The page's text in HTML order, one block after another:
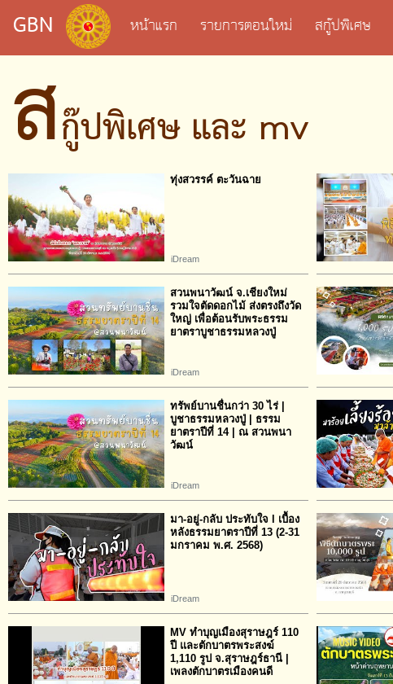
GBN หน้าแรก รายการตอนใหม่ สกู๊ปพิเศษ
สกู๊ปพิเศษ และ mv
ทุ่งสวรรค์ ตะวันฉาย
iDream
สวนพนาวัฒน์ จ.เชียงใหม่
รวมใจตัดดอกไม้ ส่งตรงถึงวัด
ใหญ่ เพื่อต้อนรับพระธรรม
ยาตราบูชาธรรมหลวงปู่
iDream
ทรัพย์บานชื่นกว่า 30 ไร่ |
บูชาธรรมหลวงปู่ | ธรรม
ยาตราปีที่ 14 | ณ สวนพนา
วัฒน์
iDream
มา-อยู่-กลับ ประทับใจ l เบื้อง
หลังธรรมยาตราปีที่ 13 (2-31
มกราคม พ.ศ. 2568)
iDream
MV ทำบุญเมืองสุราษฎร์ 110
ปี และตักบาตรพระสงฆ์
1,110 รูป จ.สุราษฎร์ธานี |
เพลงตักบาตรเมืองคนดี